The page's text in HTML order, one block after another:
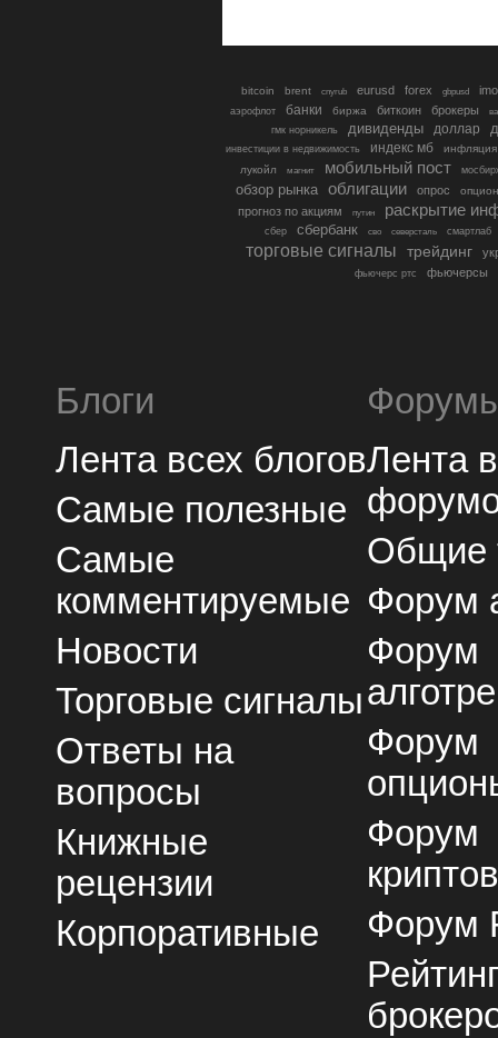
bitcoin brent cnyrub eurusd forex gbpusd
аэрофлот банки биржа биткоин брокеры
гмк норникель
дивиденды доллар
инвестиции в недвижимость индекс мб
инфляция
лукойл
магнит мобильный пост
обзор рынка облигации опрос
прогноз по акциям путин раскрытие
сбер сбербанк сво северсталь смартлаб
торговые сигналы трейдинг
фьючерс ртс фьючерсы
Блоги
Лента всех блогов
Самые полезные
Самые
комментируемые
Новости
Торговые сигналы
Ответы на
вопросы
Книжные
рецензии
Корпоративные
Лента
Общие
Форум
Форум
Форум
Форум
Форум